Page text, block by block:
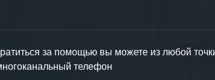
за помощью вы можете из любой
телефон